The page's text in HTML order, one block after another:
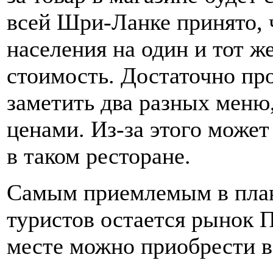
всей Шри-Ланке принято,
населения на один и тот
стоимость. Достаточно
заметить два разных
ценами. Из-за этого может
в таком ресторане.
Самым приемлемым в
туристов остается рынок
месте можно приобрести